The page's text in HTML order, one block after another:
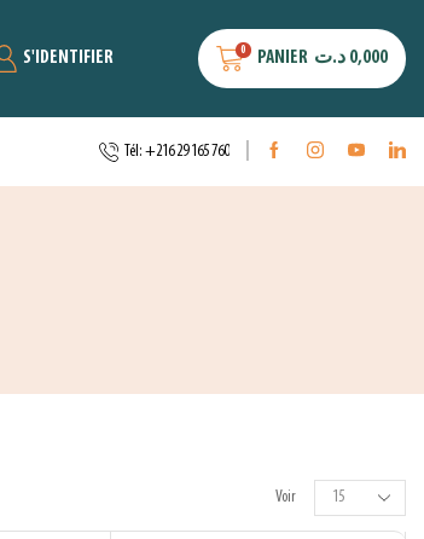
S'IDENTIFIER 0 PANIER 0,000 د.ت
Tél: +216 29 165 760
Voir